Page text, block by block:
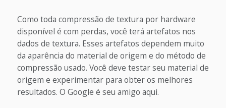
Como toda compressão de textura por hardware
disponível é com perdas, você terá artefatos nos
dados de textura. Esses artefatos dependem muito
da aparência do material de origem e do método de
compressão usado. Você deve testar seu material de
origem e experimentar para obter os melhores
resultados. O Google é seu amigo aqui.